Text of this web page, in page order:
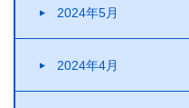
2024年5月
2024年4月